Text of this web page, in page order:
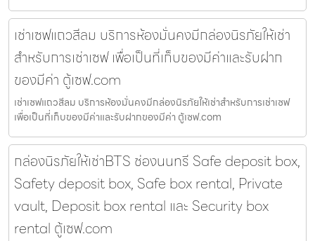
เช่าเซฟแถวสีลม บริการห้องมั่นคงมีกล่องนิรภัยให้เช่า
สำหรับการเช่าเซฟ เพื่อเป็นที่เก็บของมีค่าและรับฝาก
ของมีค่า ตู้เซฟ.com
เช่าเซฟแถวสีลม บริการห้องมั่นคงมีกล่องนิรภัยให้เช่าสำหรับการเช่าเซฟ
เพื่อเป็นที่เก็บของมีค่าและรับฝากของมีค่า ตู้เซฟ.com
กล่องนิรภัยให้เช่าBTS ช่องนนทรี Safe deposit box,
Safety deposit box, Safe box rental, Private
vault, Deposit box rental และ Security box
rental ตู้เซฟ.com